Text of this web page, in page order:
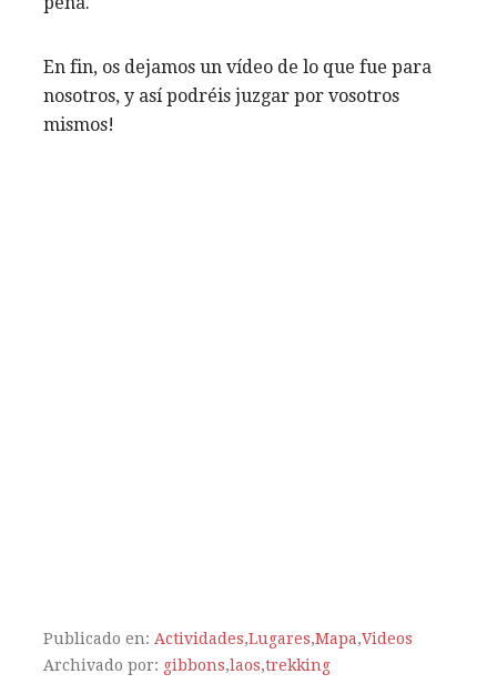
En fin, os dejamos un vídeo de lo que fue para
nosotros, y así podréis juzgar por vosotros
mismos!
Publicado en: Actividades,Lugares,Mapa,Videos
Archivado por: gibbons,laos,trekking